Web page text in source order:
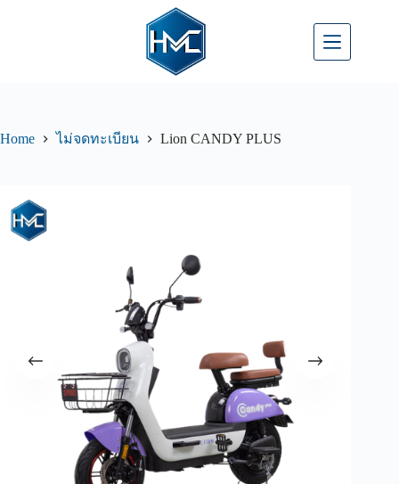
Home ไม่จดทะเบียน Lion CANDY PLUS